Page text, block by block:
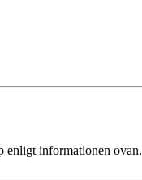
enligt informationen ovan.